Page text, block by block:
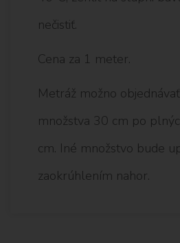
nečistiť.
Cena za 1 meter.
Metráž možno
množstva 30 cm po
cm. Iné množstvo bude
zaokrúhlením nahor.